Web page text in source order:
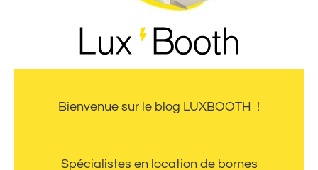
Bienvenue sur le blog LUXBOOTH !
Spécialistes en location de bornes